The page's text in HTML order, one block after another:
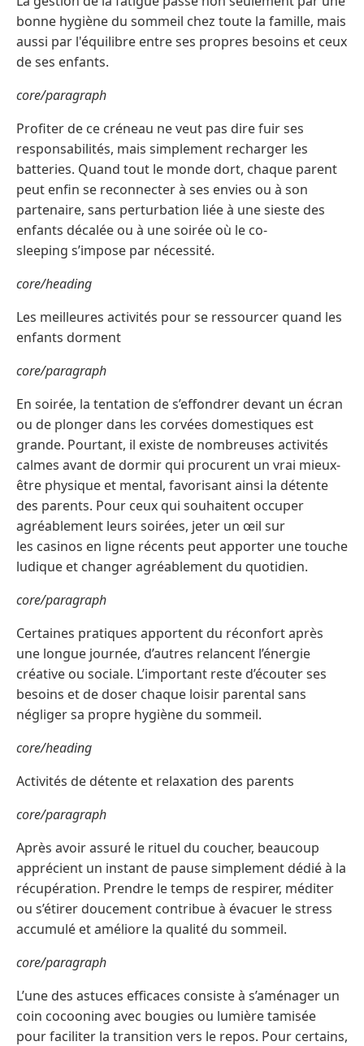
bonne hygiène du sommeil chez toute la famille, mais
aussi par l'équilibre entre ses propres besoins et ceux
de ses enfants.
core/paragraph
Profiter de ce créneau ne veut pas dire fuir ses
responsabilités, mais simplement recharger les
batteries. Quand tout le monde dort, chaque parent
peut enfin se reconnecter à ses envies ou à son
partenaire, sans perturbation liée à une sieste des
enfants décalée ou à une soirée où le co-
sleeping s’impose par nécessité.
core/heading
Les meilleures activités pour se ressourcer quand les
enfants dorment
core/paragraph
En soirée, la tentation de s’effondrer devant un écran
ou de plonger dans les corvées domestiques est
grande. Pourtant, il existe de nombreuses activités
calmes avant de dormir qui procurent un vrai mieux-
être physique et mental, favorisant ainsi la détente
des parents. Pour ceux qui souhaitent occuper
agréablement leurs soirées, jeter un œil sur
les casinos en ligne récents peut apporter une touche
ludique et changer agréablement du quotidien.
core/paragraph
Certaines pratiques apportent du réconfort après
une longue journée, d’autres relancent l’énergie
créative ou sociale. L’important reste d’écouter ses
besoins et de doser chaque loisir parental sans
négliger sa propre hygiène du sommeil.
core/heading
Activités de détente et relaxation des parents
core/paragraph
Après avoir assuré le rituel du coucher, beaucoup
apprécient un instant de pause simplement dédié à la
récupération. Prendre le temps de respirer, méditer
ou s’étirer doucement contribue à évacuer le stress
accumulé et améliore la qualité du sommeil.
core/paragraph
L’une des astuces efficaces consiste à s’aménager un
coin cocooning avec bougies ou lumière tamisée
pour faciliter la transition vers le repos. Pour certains,